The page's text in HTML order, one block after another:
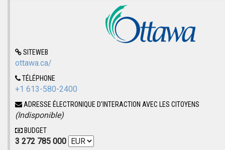
SITEWEB
ottawa.ca/
TÉLÉPHONE
+1 613-580-2400
ADRESSE ÉLECTRONIQUE D'INTERACTION AVEC LES CITOYENS
(Indisponible)
BUDGET
3 272 785 000